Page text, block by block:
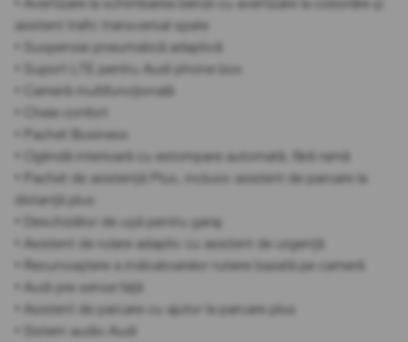
asistent trafic transversal spate
• Suspensie pneumatică adaptivă
• Suport LTE pentru Audi phone box
• Cameră multifuncțională
• Cheie confort
• Pachet Business
• Oglindă interioară cu estompare automată, fără ramă
• Pachet de asistență Plus, inclusiv asistent de parcare la
distanță plus
• Deschizător de ușă pentru garaj
• Asistent de rulare adaptiv cu asistent de urgență
• Recunoaștere a indicatoarelor rutiere bazată pe cameră
• Audi pre sense față
• Asistent de parcare cu ajutor la parcare plus
• Sistem audio Audi